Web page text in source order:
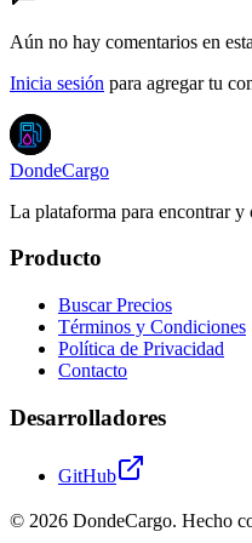
Aún no hay comentarios en
Inicia sesión para agregar tu
DondeCargo
La plataforma para encontrar y
Producto
Buscar Precios
Términos y Condiciones
Política de Privacidad
Contacto
Desarrolladores
GitHub
© 2026 DondeCargo. Hecho